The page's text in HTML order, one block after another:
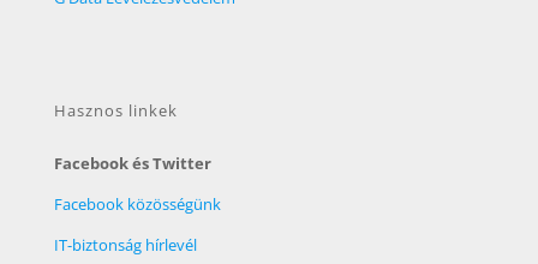
Hasznos linkek
Facebook és Twitter
Facebook közösségünk
IT-biztonság hírlevél